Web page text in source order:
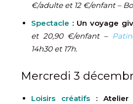
€/adulte et 12 €/enfant –
Spectacle : Un voyage
et 20,90 €/enfant –
14h30 et 17h.
Mercredi 3
Loisirs créatifs : Atelier